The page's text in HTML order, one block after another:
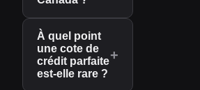
À quel point
une cote de
crédit parfaite
est-elle rare ?
+